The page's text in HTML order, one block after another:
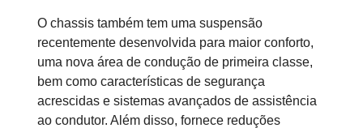
O chassis também tem uma suspensão
recentemente desenvolvida para maior conforto,
uma nova área de condução de primeira classe,
bem como características de segurança
acrescidas e sistemas avançados de assistência
ao condutor. Além disso, fornece reduções